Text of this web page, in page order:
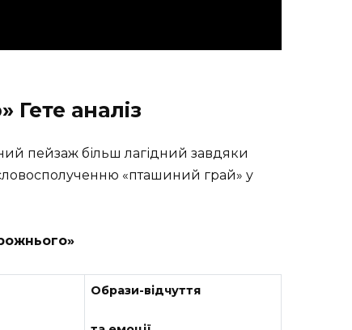
Гете аналіз
пейзаж більш лагідний завдяки
«пташиний грай» у
Образи-відчуття